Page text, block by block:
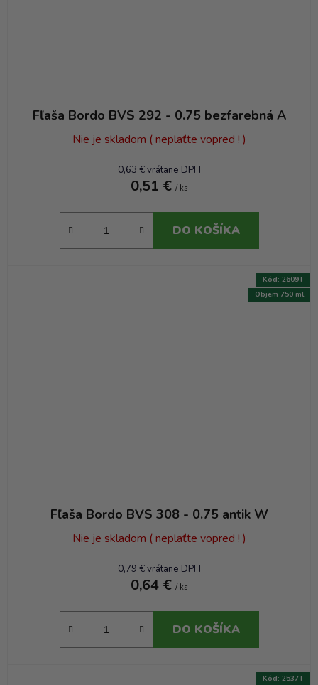
Fľaša Bordo BVS 292 - 0.75 bezfarebná A
Nie je skladom ( neplaťte vopred ! )
0,63 € vrátane DPH
0,51 € / ks
DO KOŠÍKA
Fľaša Bordo BVS 308 - 0.75 antik W
Nie je skladom ( neplaťte vopred ! )
0,79 € vrátane DPH
0,64 € / ks
DO KOŠÍKA
Objem 750 ml
Kód: 2609T
Kód: 2537T